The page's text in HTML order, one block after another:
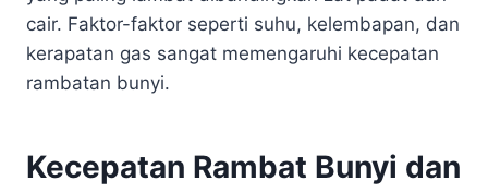
cair. Faktor-faktor seperti suhu, kelembapan, dan
kerapatan gas sangat memengaruhi kecepatan
rambatan bunyi.
Kecepatan Rambat Bunyi dan